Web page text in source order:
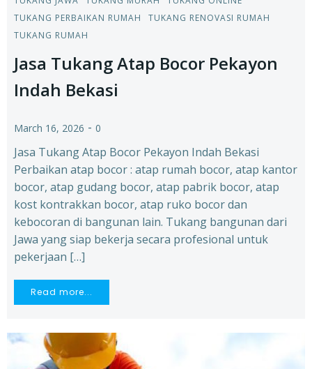
TUKANG PERBAIKAN RUMAH
TUKANG RENOVASI RUMAH
TUKANG RUMAH
Jasa Tukang Atap Bocor Pekayon
Indah Bekasi
March 16, 2026 - 0
Jasa Tukang Atap Bocor Pekayon Indah Bekasi
Perbaikan atap bocor : atap rumah bocor, atap kantor
bocor, atap gudang bocor, atap pabrik bocor, atap
kost kontrakkan bocor, atap ruko bocor dan
kebocoran di bangunan lain. Tukang bangunan dari
Jawa yang siap bekerja secara profesional untuk
pekerjaan […]
Read more...